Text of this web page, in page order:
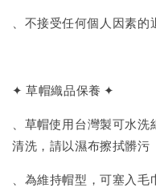
、不接受任何個人因素的
✦ 草帽織品保養 ✦
、草帽使用台灣製可水洗
清洗，請以濕布擦拭髒污
、為維持帽型，可塞入毛